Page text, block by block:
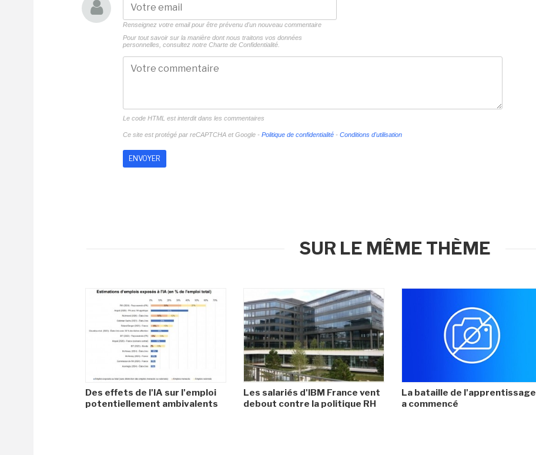
Renseignez votre email pour être prévenu d'un nouveau commentaire
Pour tout savoir sur la manière dont nous traitons vos données
personnelles, consultez notre Charte de Confidentialité.
Le code HTML est interdit dans les commentaires
Ce site est protégé par reCAPTCHA et Google - Politique de confidentialité - Conditions d'utilisation
SUR LE MÊME THÈME
Des effets de l'IA sur l'emploi
potentiellement ambivalents
Les salariés d'IBM France vent
debout contre la politique RH
La bataille de l'apprentissage
a commencé